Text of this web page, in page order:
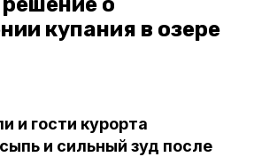
купания в озере
и гости курорта
и сильный зуд после